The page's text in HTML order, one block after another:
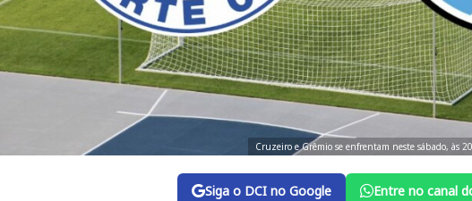
Cruzeiro e Grêmio se enfrentam neste sábado, às
Siga o DCI no Google Entre no canal